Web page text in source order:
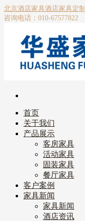
北京酒店家具酒店家具定制
咨询电话：010-67577822
首页
关于我们
产品展示
客房家具
活动家具
固装家具
餐厅家具
客户案例
家具新闻
家具新闻
酒店资讯